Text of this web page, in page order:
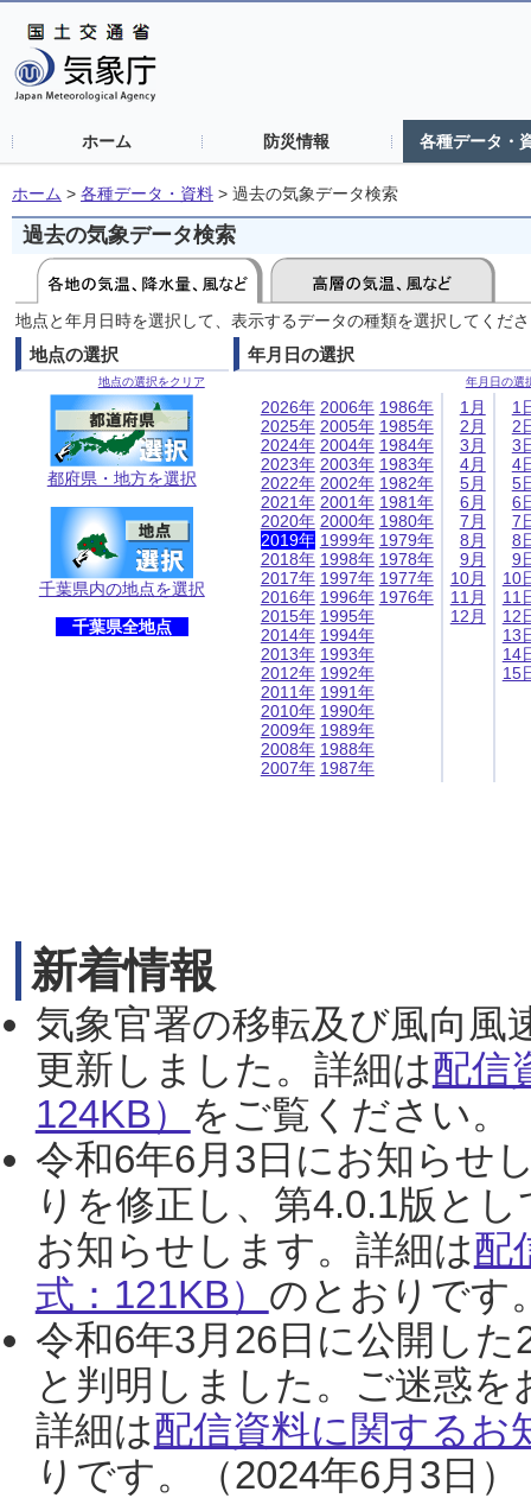
ホーム 防災情報 各種データ・
ホーム > 各種データ・資料 > 過去の気象データ検索
過去の気象データ検索
地点と年月日時を選択して、表示するデータの種類を選択してくだ
地点の選択
地点の選択をクリア
都府県・地方を選択
千葉県内の地点を選択
千葉県全地点
年月日の選択
年月日の選
2026年
2025年
2024年
2023年
2022年
2021年
2020年
2019年
2018年
2017年
2016年
2015年
2014年
2013年
2012年
2011年
2010年
2009年
2008年
2007年
2006年
2005年
2004年
2003年
2002年
2001年
2000年
1999年
1998年
1997年
1996年
1995年
1994年
1993年
1992年
1991年
1990年
1989年
1988年
1987年
1986年
1985年
1984年
1983年
1982年
1981年
1980年
1979年
1978年
1977年
1976年
1月
2月
3月
4月
5月
6月
7月
8月
9月
10月
11月
12月
1
2
3
4
5
6
7
8
9
10
11
12
13
14
15
新着情報
気象官署の移転及び風向風
更新しました。詳細は配信
124KB） をご覧ください。
令和6年6月3日にお知らせ
りを修正し、第4.0.1版と
お知らせします。詳細は配
式：121KB） のとおりです
令和6年3月26日に公開し
と判明しました。ご迷惑
詳細は配信資料に関するお
りです。（2024年6月3日）